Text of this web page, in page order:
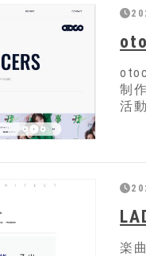
制
活
楽